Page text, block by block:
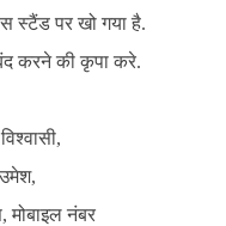
स्टैंड पर खो गया है.
करने की कृपा करे.
उमेश,
मोबाइल नंबर